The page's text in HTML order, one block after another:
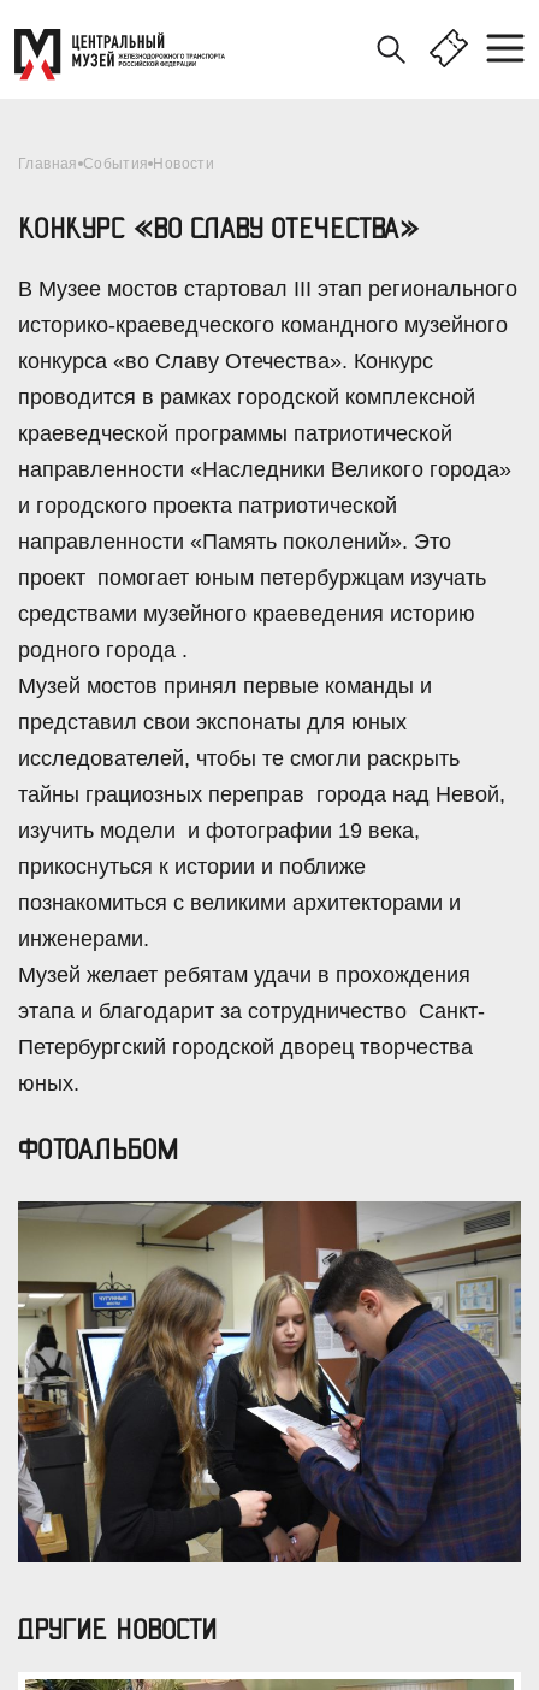
Главная События Новости
КОНКУРС «ВО СЛАВУ ОТЕЧЕСТВА»
В Музее мостов стартовал III этап регионального
историко-краеведческого командного музейного
конкурса «во Славу Отечества». Конкурс
проводится в рамках городской комплексной
краеведческой программы патриотической
направленности «Наследники Великого города»
и городского проекта патриотической
направленности «Память поколений». Это
проект помогает юным петербуржцам изучать
средствами музейного краеведения историю
родного города .
Музей мостов принял первые команды и
представил свои экспонаты для юных
исследователей, чтобы те смогли раскрыть
тайны грациозных переправ города над Невой,
изучить модели и фотографии 19 века,
прикоснуться к истории и поближе
познакомиться с великими архитекторами и
инженерами.
Музей желает ребятам удачи в прохождения
этапа и благодарит за сотрудничество Санкт-
Петербургский городской дворец творчества
юных.
ФОТОАЛЬБОМ
ДРУГИЕ НОВОСТИ